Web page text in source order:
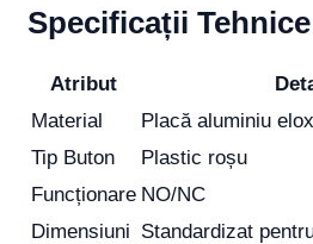
Specificații Tehnice
Atribut
Material
Placă aluminiu
Tip Buton
Plastic roșu
Funcționare NO/NC
Dimensiuni Standardizat